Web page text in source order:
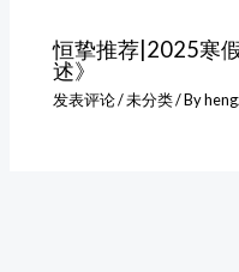
恒挚推荐|2025寒
述》
发表评论/未分类/ By